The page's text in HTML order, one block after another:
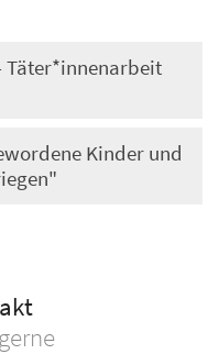
Täter*innenarbeit
Kinder und